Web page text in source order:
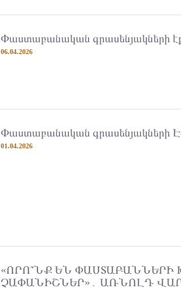
Փաստաբանական գրասենյակների
06.04.2026
Փաստաբանական գրասենյակների
01.04.2026
«ՈՐՈ՞ՆՔ ԵՆ
ՉԱՓԱՆԻՇՆԵՐ»․ ԱՌՆՈԼԴ